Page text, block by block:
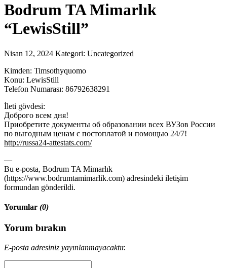
Bodrum TA Mimarlık
“LewisStill”
Nisan 12, 2024 Kategori: Uncategorized
Kimden: Timsothyquomo
Konu: LewisStill
Telefon Numarası: 86792638291
İleti gövdesi:
Доброго всем дня!
Приобретите документы об образовании всех ВУЗов России
по выгодным ценам с постоплатой и помощью 24/7!
http://russa24-attestats.com/
—
Bu e-posta, Bodrum TA Mimarlık
(https://www.bodrumtamimarlik.com) adresindeki iletişim
formundan gönderildi.
Yorumlar (0)
Yorum bırakın
E-posta adresiniz yayınlanmayacaktır.